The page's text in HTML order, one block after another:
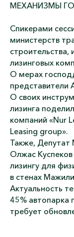
МЕХАНИЗМЫ
Спикерами
министерств
строительства,
лизинговых
О мерах
О своих
лизинга
компаний «Nur
Leasing group».
Также,
Олжас Куспеков
лизингу для
в стенах
Актуальность
45% автопарка
требует